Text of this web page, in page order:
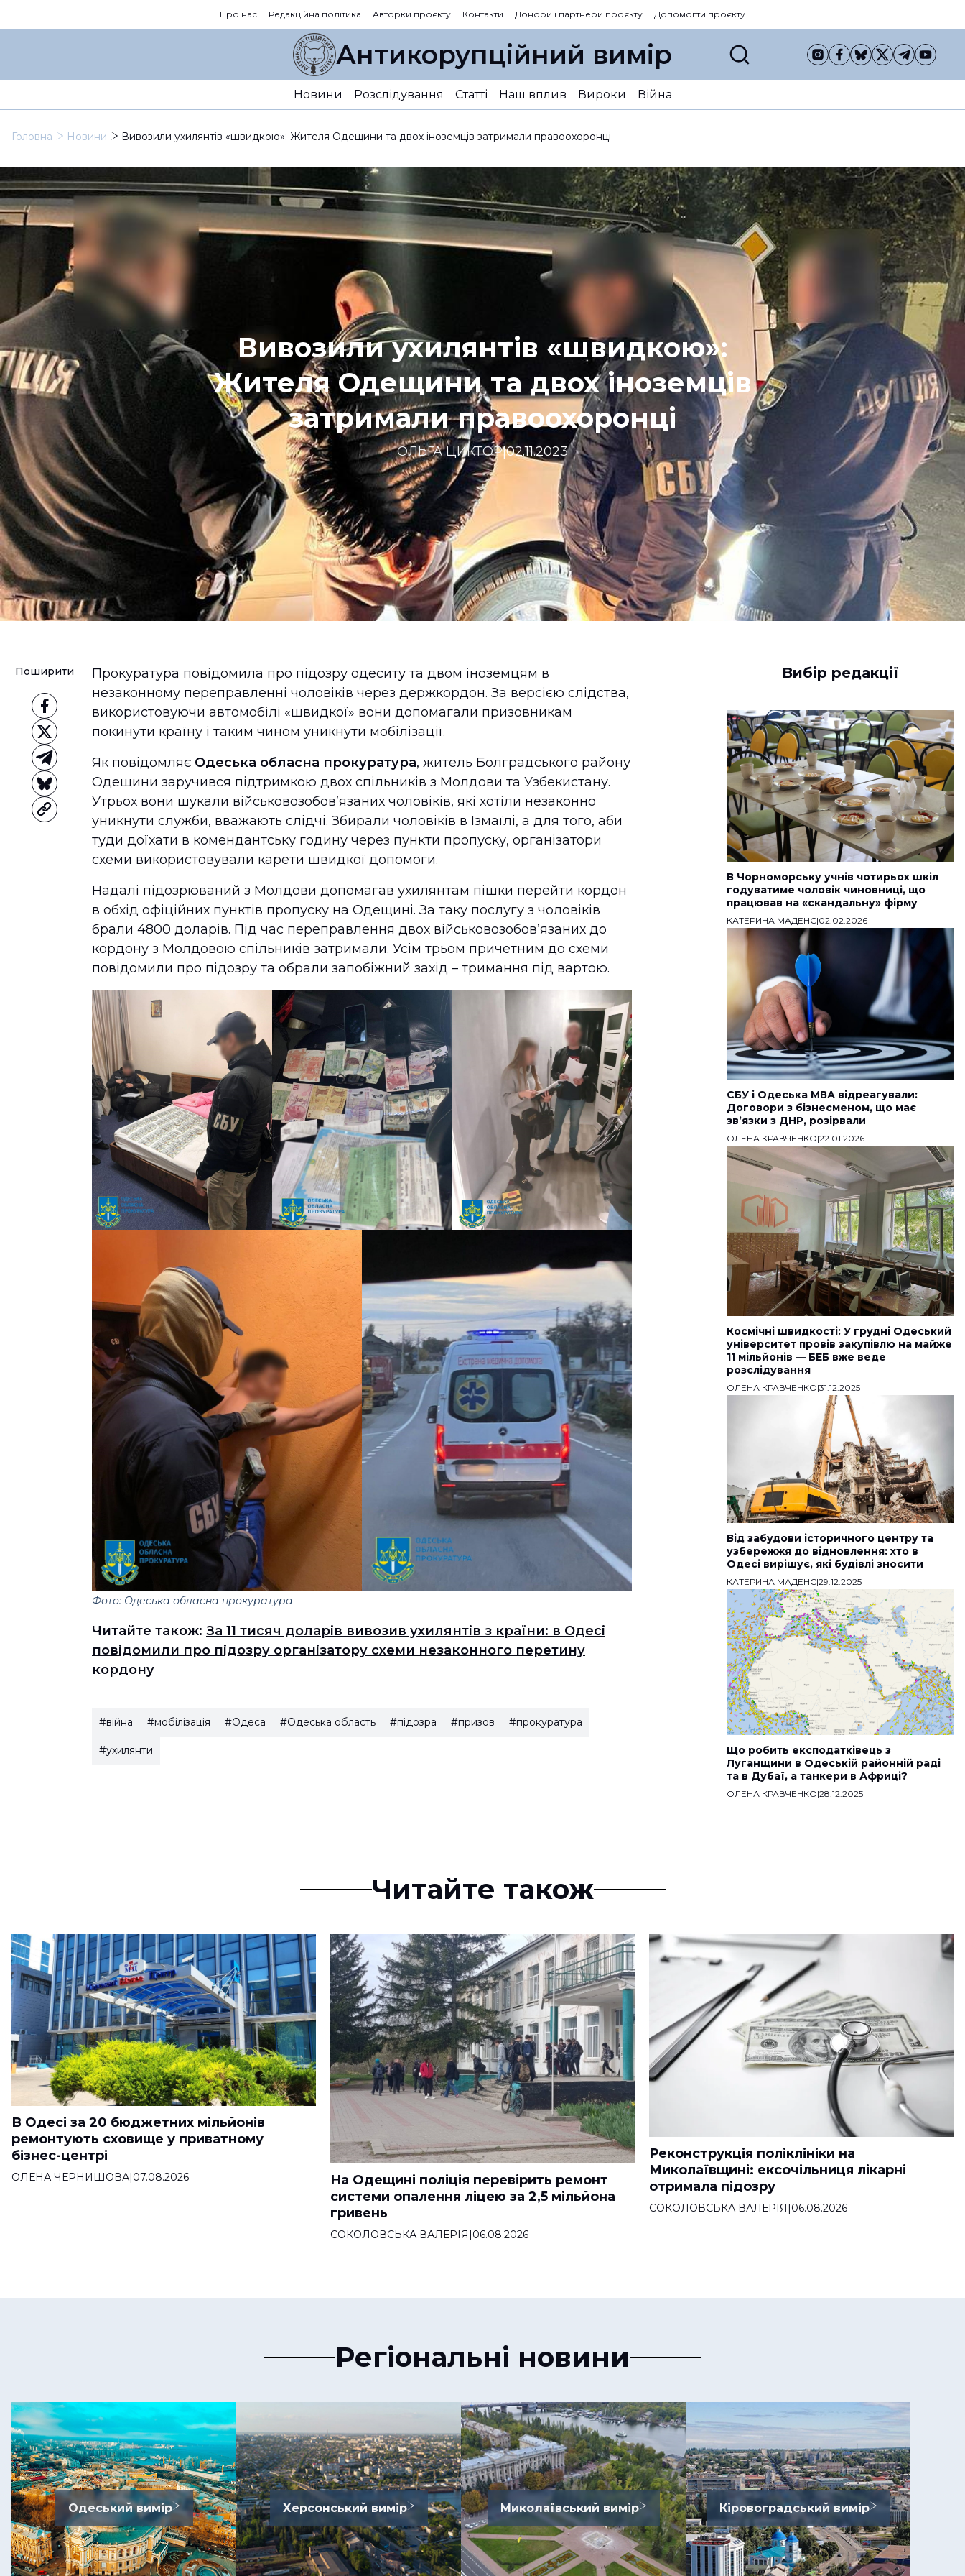
Про нас Редакційна політика Авторки проєкту Контакти Донори і партнери проєкту Допомогти проєкту
Антикорупційний вимір
Новини Розслідування Статті Наш вплив Вироки Війна
Головна Новини Вивозили ухилянтів «швидкою»: Жителя Одещини та двох іноземців затримали правоохоронці
Вивозили ухилянтів «швидкою»:
Жителя Одещини та двох іноземців
затримали правоохоронці
ОЛЬГА ЦИКТОР|02.11.2023
Поширити
Прокуратура повідомила про підозру одеситу та двом іноземцям в
незаконному переправленні чоловіків через держкордон. За версією слідства,
використовуючи автомобілі «швидкої» вони допомагали призовникам
покинути країну і таким чином уникнути мобілізації.
Як повідомляє Одеська обласна прокуратура, житель Болградського району
Одещини заручився підтримкою двох спільників з Молдови та Узбекистану.
Утрьох вони шукали військовозобов’язаних чоловіків, які хотіли незаконно
уникнути служби, вважають слідчі. Збирали чоловіків в Ізмаїлі, а для того, аби
туди доїхати в комендантську годину через пункти пропуску, організатори
схеми використовували карети швидкої допомоги.
Надалі підозрюваний з Молдови допомагав ухилянтам пішки перейти кордон
в обхід офіційних пунктів пропуску на Одещині. За таку послугу з чоловіків
брали 4800 доларів. Під час переправлення двох військовозобов’язаних до
кордону з Молдовою спільників затримали. Усім трьом причетним до схеми
повідомили про підозру та обрали запобіжний захід – тримання під вартою.
Фото: Одеська обласна прокуратура
Читайте також: За 11 тисяч доларів вивозив ухилянтів з країни: в Одесі
повідомили про підозру організатору схеми незаконного перетину
кордону
#війна #мобілізація #Одеса #Одеська область #підозра #призов #прокуратура
#ухилянти
Вибір редакції
В Чорноморську учнів чотирьох шкіл
годуватиме чоловік чиновниці, що
працював на «скандальну» фірму
КАТЕРИНА МАДЕНС|02.02.2026
СБУ і Одеська МВА відреагували:
Договори з бізнесменом, що має
звʼязки з ДНР, розірвали
ОЛЕНА КРАВЧЕНКО|22.01.2026
Космічні швидкості: У грудні Одеський
університет провів закупівлю на майже
11 мільйонів — БЕБ вже веде
розслідування
ОЛЕНА КРАВЧЕНКО|31.12.2025
Від забудови історичного центру та
узбережжя до відновлення: хто в
Одесі вирішує, які будівлі зносити
КАТЕРИНА МАДЕНС|29.12.2025
Що робить експодатківець з
Луганщини в Одеській районній раді
та в Дубаї, а танкери в Африці?
ОЛЕНА КРАВЧЕНКО|28.12.2025
Читайте також
В Одесі за 20 бюджетних мільйонів
ремонтують сховище у приватному
бізнес-центрі
ОЛЕНА ЧЕРНИШОВА|07.08.2026
На Одещині поліція перевірить ремонт
системи опалення ліцею за 2,5 мільйона
гривень
СОКОЛОВСЬКА ВАЛЕРІЯ|06.08.2026
Реконструкція поліклініки на
Миколаївщині: ексочільниця лікарні
отримала підозру
СОКОЛОВСЬКА ВАЛЕРІЯ|06.08.2026
Регіональні новини
Одеський вимір Херсонський вимір Миколаївський вимір Кіровоградський вимір